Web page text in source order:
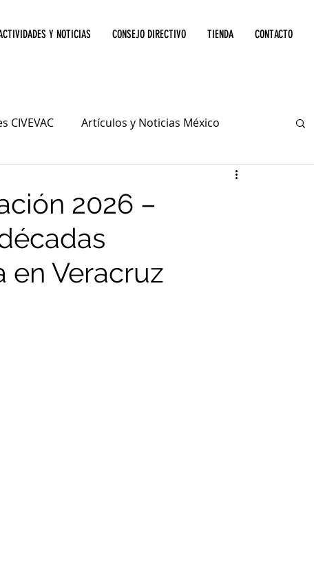
Y NOTICIAS CONSEJO DIRECTIVO TIENDA CONTACTO
CIVEVAC Artículos y Noticias México
2026 –
en Veracruz